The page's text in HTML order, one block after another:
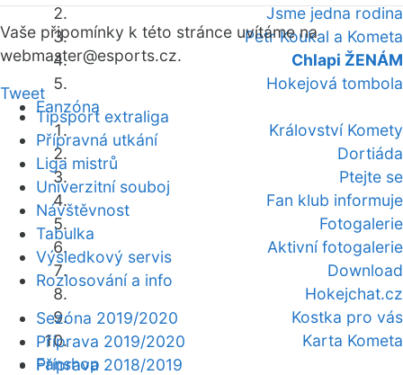
Jsme jedna rodina
Petr Koukal a Kometa
Chlapi ŽENÁM
Hokejová tombola
Fanzóna
Království Komety
Dortiáda
Ptejte se
Fan klub informuje
Fotogalerie
Aktivní fotogalerie
Download
Hokejchat.cz
Kostka pro vás
Karta Kometa
Fanshop
Vaše připomínky k této stránce uvítáme na
webmaster@esports.cz.
Tweet
Tipsport extraliga
Přípravná utkání
Liga mistrů
Univerzitní souboj
Návštěvnost
Tabulka
Výsledkový servis
Rozlosování a info
Sezóna 2019/2020
Příprava 2019/2020
Příprava 2018/2019